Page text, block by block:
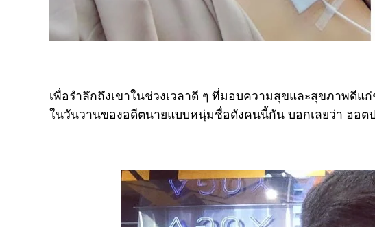
เพื่อรำลึกถึงเขาในช่วงเวลาดี ๆ ที่มอบความสุขและสุขภาพดีแ
ในวันวานของอดีตนายแบบหนุ่มชื่อดังคนนี้กัน บอกเลยว่า ฮอต